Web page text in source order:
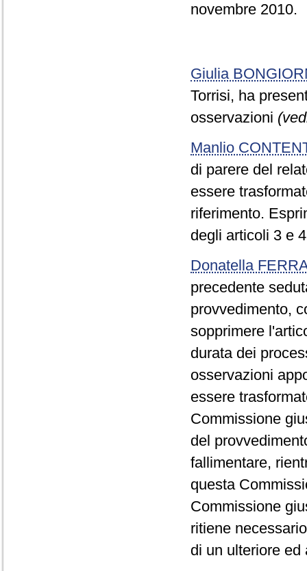
novembre 2010.
Giulia
Torrisi, ha
osservazioni
Manlio
di parere del
essere
riferimento.
degli articoli 3 e
Donatella
precedente
provvedimento,
sopprimere
durata dei
osservazioni
essere
Commissione
del
fallimentare,
questa
Commissione
ritiene
di un ulteriore ed